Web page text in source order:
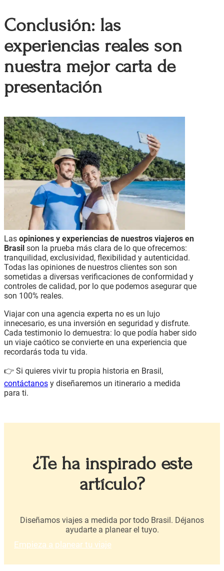
Conclusión: las
experiencias reales son
nuestra mejor carta de
presentación
Las opiniones y experiencias de nuestros viajeros en
Brasil son la prueba más clara de lo que ofrecemos:
tranquilidad, exclusividad, flexibilidad y autenticidad.
Todas las opiniones de nuestros clientes son son
sometidas a diversas verificaciones de conformidad y
controles de calidad, por lo que podemos asegurar que
son 100% reales.
Viajar con una agencia experta no es un lujo
innecesario, es una inversión en seguridad y disfrute.
Cada testimonio lo demuestra: lo que podía haber sido
un viaje caótico se convierte en una experiencia que
recordarás toda tu vida.
👉 Si quieres vivir tu propia historia en Brasil,
contáctanos y diseñaremos un itinerario a medida
para ti.
¿Te ha inspirado este
artículo?
Diseñamos viajes a medida por todo Brasil. Déjanos
ayudarte a planear el tuyo.
Empieza a planear tu viaje